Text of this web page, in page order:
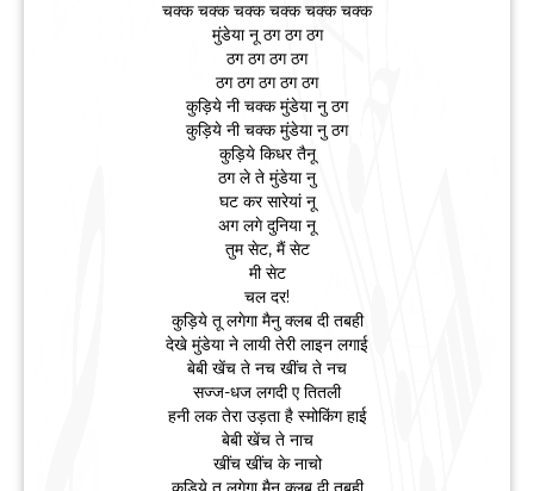
चक्क चक्क चक्क चक्क चक्क चक्क
मुंडेया नू ठग ठग ठग
ठग ठग ठग ठग
ठग ठग ठग ठग ठग
कुड़िये नी चक्क मुंडेया नु ठग
कुड़िये नी चक्क मुंडेया नु ठग
कुड़िये किधर तैनू
ठग ले ते मुंडेया नु
घट कर सारेयां नू
अग लगे दुनिया नू
तुम सेट, मैं सेट
मी सेट
चल दर!
कुड़िये तू लगेगा मैनु क्लब दी तबही
देखे मुंडेया ने लायी तेरी लाइन लगाई
बेबी खेंच ते नच खींच ते नच
सज्ज-धज लगदी ए तितली
हनी लक तेरा उड़ता है स्मोकिंग हाई
बेबी खेंच ते नाच
खींच खींच के नाचो